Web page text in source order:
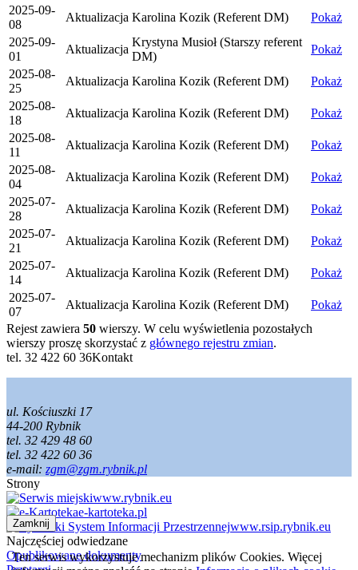
2025-09-
08
Aktualizacja Karolina Kozik (Referent DM)
Pokaż
2025-09-
01
Aktualizacja
Krystyna Musioł (Starszy referent
DM)
Pokaż
2025-08-
25
Aktualizacja Karolina Kozik (Referent DM)
Pokaż
2025-08-
18
Aktualizacja Karolina Kozik (Referent DM)
Pokaż
2025-08-
11
Aktualizacja Karolina Kozik (Referent DM)
Pokaż
2025-08-
04
Aktualizacja Karolina Kozik (Referent DM)
Pokaż
2025-07-
28
Aktualizacja Karolina Kozik (Referent DM)
Pokaż
2025-07-
21
Aktualizacja Karolina Kozik (Referent DM)
Pokaż
2025-07-
14
Aktualizacja Karolina Kozik (Referent DM)
Pokaż
2025-07-
07
Aktualizacja Karolina Kozik (Referent DM)
Pokaż
Rejest zawiera 50 wierszy. W celu wyświetlenia pozostałych
wierszy proszę skorzystać z głównego rejestru zmian.
tel. 32 422 60 36Kontakt
ul. Kościuszki 17
44-200 Rybnik
tel. 32 429 48 60
tel. 32 422 60 36
e-mail: zgm@zgm.rybnik.pl
Strony
www.rybnik.eu
e-kartoteka.pl
www.rsip.rybnik.eu
Najczęściej odwiedzane
Opublikowane dokumenty
Zamknij
Ten serwis wykorzystuje mechanizm plików Cookies. Więcej